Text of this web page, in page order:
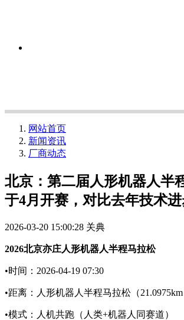
网站首页
新闻资讯
厂商动态
北京：第二届人形机器人半
于4月开赛，对比去年技术进
2026-03-20 15:00:28 关典
2026北京亦庄人形机器人半程马拉松
•时间：2026-04-19 07:30
•距离：人形机器人半程马拉松（21.0975km
•模式：人机共跑（人类+机器人同赛道）